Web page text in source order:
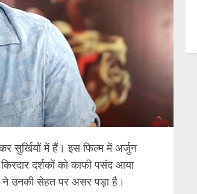
सुर्खियों में हैं। इस फिल्म में अर्जुन
दर्शकों को काफी पसंद आया
ने उनकी सेहत पर असर पड़ा है।